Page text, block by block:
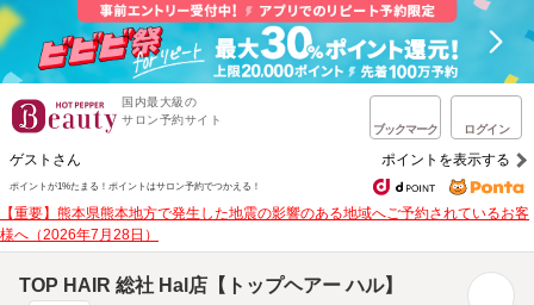
国内最大級の
サロン予約サイト
ブックマーク ログイン
ゲストさん ポイントを表示する
ポイントが1%たまる！ ポイントはサロン予約でつかえる！
【重要】熊本県熊本地方で発生した地震の影響のある地域へご予約されているお客
様へ（2026年7月28日）
TOP HAIR 総社 Hal店【トップヘアー ハル】